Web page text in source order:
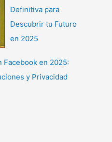
Definitiva para
Descubrir tu Futuro
en 2025
Facebook en 2025:
y Privacidad